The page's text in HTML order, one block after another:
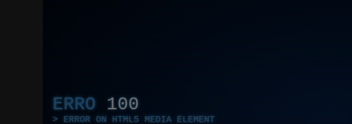
ERRO 100
ERROR ON HTML5 MEDIA ELEMENT